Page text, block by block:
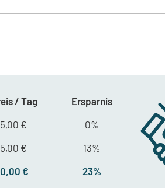
/ Tag
Ersparnis
€
0%
€
13%
€ 23%